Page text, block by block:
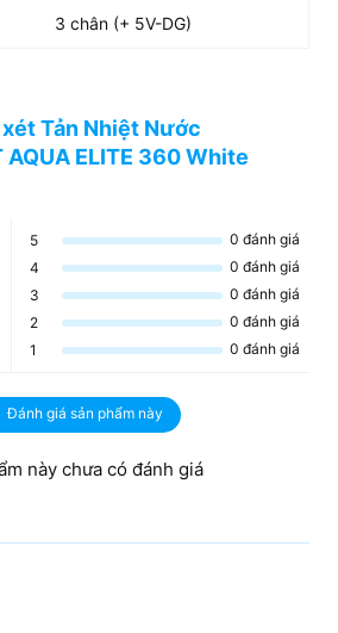
3 chân (+ 5V-DG)
Tản Nhiệt Nước
AQUA ELITE 360 White
5 0 đánh giá
4
0 đánh giá
3
0 đánh giá
2
0 đánh giá
1
0 đánh giá
Đánh giá sản phẩm này
này chưa có đánh giá